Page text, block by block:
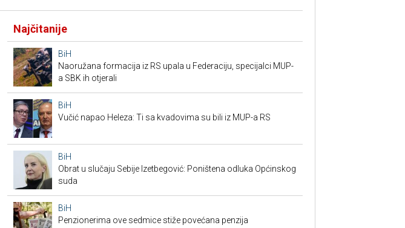
Najčitanije
BiH
Naoružana formacija iz RS upala u Federaciju, specijalci MUP-
a SBK ih otjerali
BiH
Vučić napao Heleza: Ti sa kvadovima su bili iz MUP-a RS
BiH
Obrat u slučaju Sebije Izetbegović: Poništena odluka Općinskog
suda
BiH
Penzionerima ove sedmice stiže povećana penzija